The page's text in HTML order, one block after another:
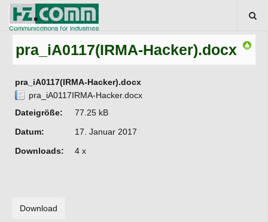
pra_iA0117(IRMA-Hacker).docx
pra_iA0117(IRMA-Hacker).docx
pra_iA0117IRMA-Hacker.docx
Dateigröße:
77.25 kB
Datum:
17. Januar 2017
Downloads:
4 x